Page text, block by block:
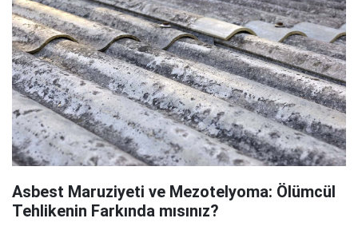
Asbest Maruziyeti ve Mezotelyoma: Ölümcül
Tehlikenin Farkında mısınız?